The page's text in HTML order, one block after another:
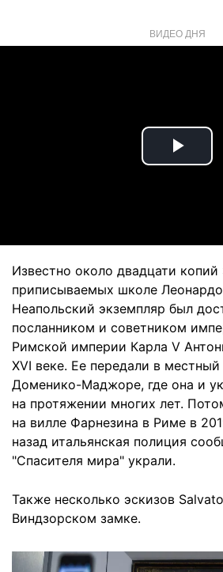
ВИДЕО ДНЯ
Play
Известно около двадцати
приписываемых школе
Неапольский экземпляр был
посланником и советником
Римской империи Карла V
XVI веке. Ее передали в
Доменико-Маджоре, где она и
на протяжении многих лет.
на вилле Фарнезина в Риме в
назад итальянская полиция
"Спасителя мира" украли.
Также несколько эскизов
Виндзорском замке.